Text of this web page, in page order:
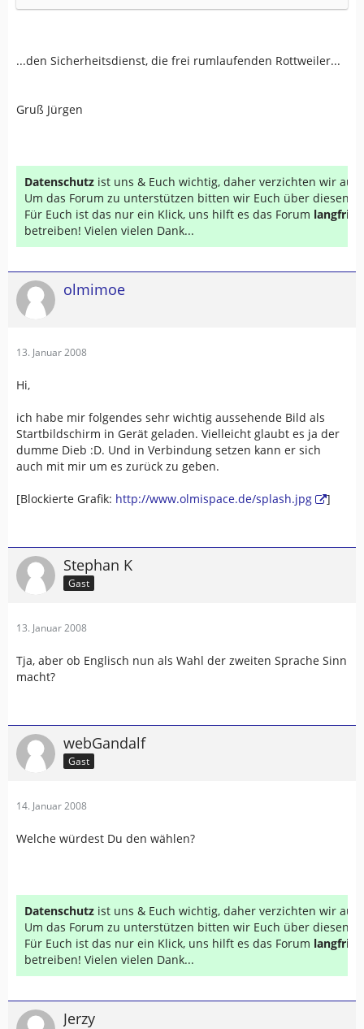
...den Sicherheitsdienst, die frei rumlaufenden Rottweiler...
Gruß Jürgen
Datenschutz ist uns & Euch wichtig, daher verzichten wir auf
Um das Forum zu unterstützen bitten wir Euch über diesen
Für Euch ist das nur ein Klick, uns hilft es das Forum
betreiben! Vielen vielen Dank...
olmimoe
13. Januar 2008
Hi,
ich habe mir folgendes sehr wichtig aussehende Bild als
Startbildschirm in Gerät geladen. Vielleicht glaubt es ja der
dumme Dieb :D. Und in Verbindung setzen kann er sich
auch mit mir um es zurück zu geben.
[Blockierte Grafik: http://www.olmispace.de/splash.jpg ]
Stephan K
Gast
13. Januar 2008
Tja, aber ob Englisch nun als Wahl der zweiten Sprache Sinn
macht?
webGandalf
Gast
14. Januar 2008
Welche würdest Du den wählen?
Datenschutz ist uns & Euch wichtig, daher verzichten wir auf
Um das Forum zu unterstützen bitten wir Euch über diesen
Für Euch ist das nur ein Klick, uns hilft es das Forum
betreiben! Vielen vielen Dank...
Jerzy